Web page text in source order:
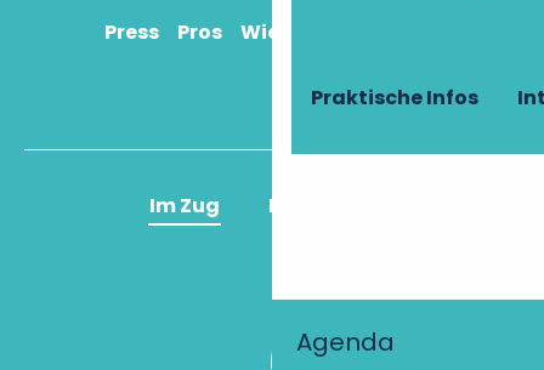
Praktische Infos
Agenda
Press Pros Wie komme ich an?
Im Zug Im Flugzeug